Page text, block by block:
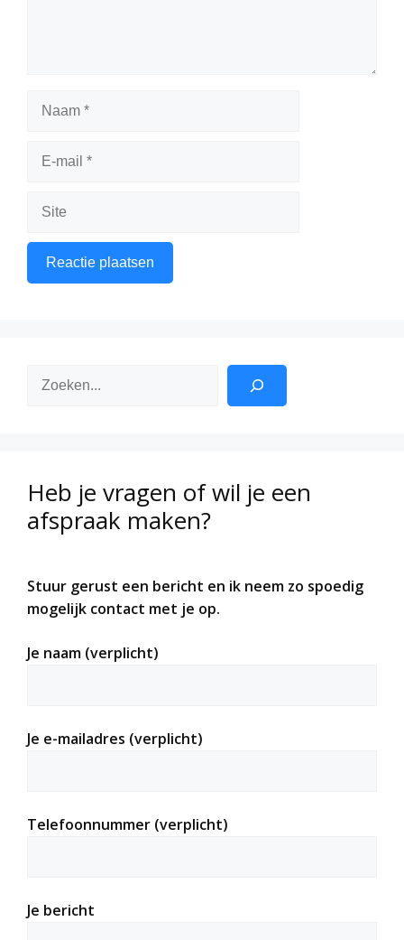
Naam
Site
Zoeken
Heb je vragen of wil je een
afspraak maken?
Stuur gerust een bericht en ik neem zo spoedig
mogelijk contact met je op.
Je naam (verplicht)
Je e-mailadres (verplicht)
Telefoonnummer (verplicht)
Je bericht